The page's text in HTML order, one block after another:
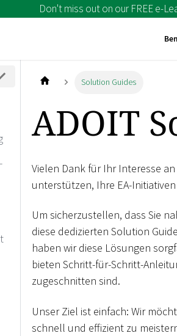
Don't miss out on our FREE e-
Solution Guides
ADOIT
Vielen Dank für Ihr Interesse
unterstützen, Ihre EA-
Um sicherzustellen, dass Sie
diese dedizierten Solution
haben wir diese Lösungen
bieten Schritt-für-Schritt-
zugeschnitten sind.
Unser Ziel ist einfach: Wir
schnell und effizient zu